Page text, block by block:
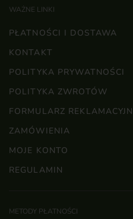
WAŻNE LINKI
PŁATNOŚCI I DOSTAWA
KONTAKT
POLITYKA PRYWATNOŚCI
POLITYKA ZWROTÓW
FORMULARZ
ZAMÓWIENIA
MOJE KONTO
REGULAMIN
METODY PŁATNOŚCI